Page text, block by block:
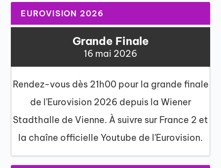
EUROVISION 2026
Grande Finale
16 mai 2026
Rendez-vous dès 21h00 pour la grande finale
de l'Eurovision 2026 depuis la Wiener
Stadthalle de Vienne. À suivre sur France 2 et
la chaîne officielle Youtube de l'Eurovision.